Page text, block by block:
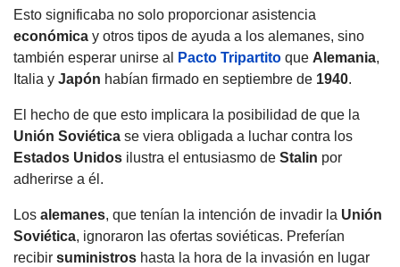
Esto significaba no solo proporcionar asistencia
económica y otros tipos de ayuda a los alemanes, sino
también esperar unirse al
Pacto Tripartito que Alemania,
Italia y Japón habían firmado en septiembre de 1940.
El hecho de que esto implicara la posibilidad de que la
Unión Soviética se viera obligada a luchar contra los
Estados Unidos ilustra el entusiasmo de Stalin por
adherirse a él.
Los alemanes, que tenían la intención de invadir la Unión
Soviética, ignoraron las ofertas soviéticas. Preferían
recibir suministros hasta la hora de la invasión en lugar